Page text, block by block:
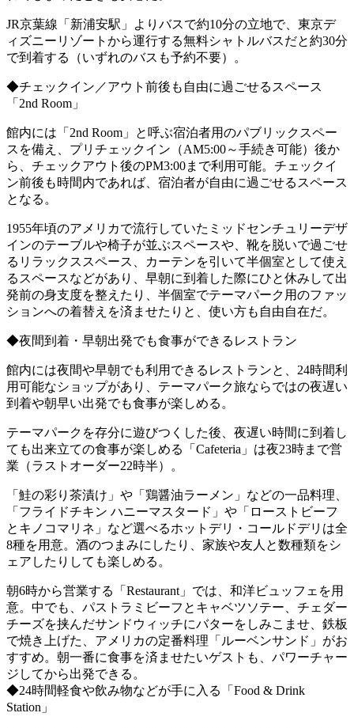
JR京葉線「新浦安駅」よりバスで約10分の立地で、東京デ
ィズニーリゾートから運行する無料シャトルバスだと約30分
で到着する（いずれのバスも予約不要）。
◆チェックイン／アウト前後も自由に過ごせるスペース
「2nd Room」
館内には「2nd Room」と呼ぶ宿泊者用のパブリックスペー
スを備え、プリチェックイン（AM5:00～手続き可能）後か
ら、チェックアウト後のPM3:00まで利用可能。チェックイ
ン前後も時間内であれば、宿泊者が自由に過ごせるスペース
となる。
1955年頃のアメリカで流行していたミッドセンチュリーデザ
インのテーブルや椅子が並ぶスペースや、靴を脱いで過ごせ
るリラックススペース、カーテンを引いて半個室として使え
るスペースなどがあり、早朝に到着した際にひと休みして出
発前の身支度を整えたり、半個室でテーマパーク用のファッ
ションへの着替えを済ませたりと、使い方も自由自在だ。
◆夜間到着・早朝出発でも食事ができるレストラン
館内には夜間や早朝でも利用できるレストランと、24時間利
用可能なショップがあり、テーマパーク旅ならではの夜遅い
到着や朝早い出発でも食事が楽しめる。
テーマパークを存分に遊びつくした後、夜遅い時間に到着し
ても出来立ての食事が楽しめる「Cafeteria」は夜23時まで営
業（ラストオーダー22時半）。
「鮭の彩り茶漬け」や「鶏醤油ラーメン」などの一品料理、
「フライドチキン ハニーマスタード」や「ローストビーフ
とキノコマリネ」など選べるホットデリ・コールドデリは全
8種を用意。酒のつまみにしたり、家族や友人と数種類をシ
ェアしたりしても楽しめる。
朝6時から営業する「Restaurant」では、和洋ビュッフェを用
意。中でも、パストラミビーフとキャベツソテー、チェダー
チーズを挟んだサンドウィッチにバターをしみこませ、鉄板
で焼き上げた、アメリカの定番料理「ルーベンサンド」がお
すすめ。朝一番に食事を済ませたいゲストも、パワーチャー
ジしてから出発できる。
◆24時間軽食や飲み物などが手に入る「Food & Drink
Station」